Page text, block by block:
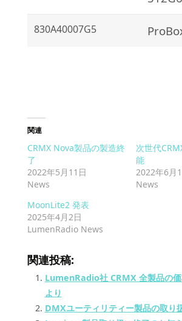
830A40007G5
関連
CRMX Nova製品の製造終
了
2022年5月11日
News
次世代
能
2022年6月
News
MoonLite2 発表
2025年4月2日
LumenRadio News
関連投稿:
LumenRadio社 CRMX 全製品の
より
DMXユーティリティー製品の取り